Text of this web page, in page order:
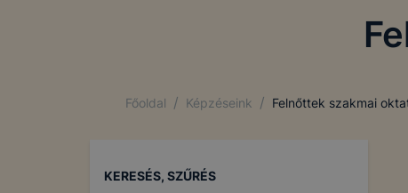
Főoldal / Képzéseink / Felnőttek szakmai
KERESÉS, SZŰRÉS